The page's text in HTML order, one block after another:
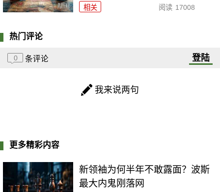
相关 阅读 17008
热门评论
0 条评论 登陆
我来说两句
更多精彩内容
新领袖为何半年不敢露面？波斯
最大内鬼刚落网